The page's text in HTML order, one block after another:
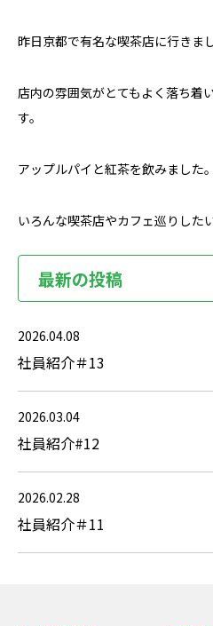
昨日京都で有名な喫茶店に行きまし
店内の雰囲気がとてもよく落ち着
す。
アップルパイと紅茶を飲みました
いろんな喫茶店やカフェ巡りしたい
最新の投稿
2026.04.08
社員紹介＃13
2026.03.04
社員紹介#12
2026.02.28
社員紹介＃11